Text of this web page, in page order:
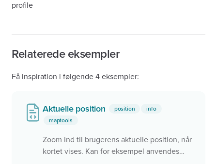
profile
Relaterede eksempler
Få inspiration i følgende 4 eksempler:
Aktuelle position position
info
maptools
Zoom ind til brugerens aktuelle position, når
kortet vises. Kan for eksempel anvendes